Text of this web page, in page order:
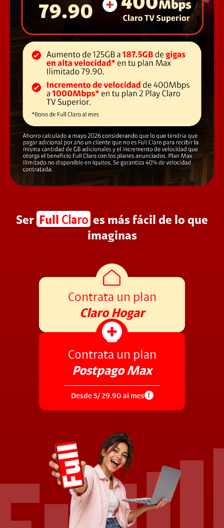
Ser Full Claro es más fácil de lo que
imaginas
Contrata un plan
Claro Hogar
Contrata un plan
Postpago Max
Desde S/ 29.90 al mes